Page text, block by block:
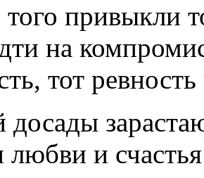
привыкли
на
тот
досады
любви и